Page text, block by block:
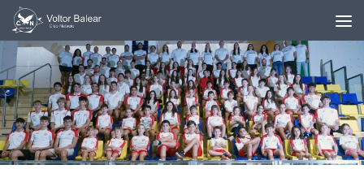
Saltar al contenido